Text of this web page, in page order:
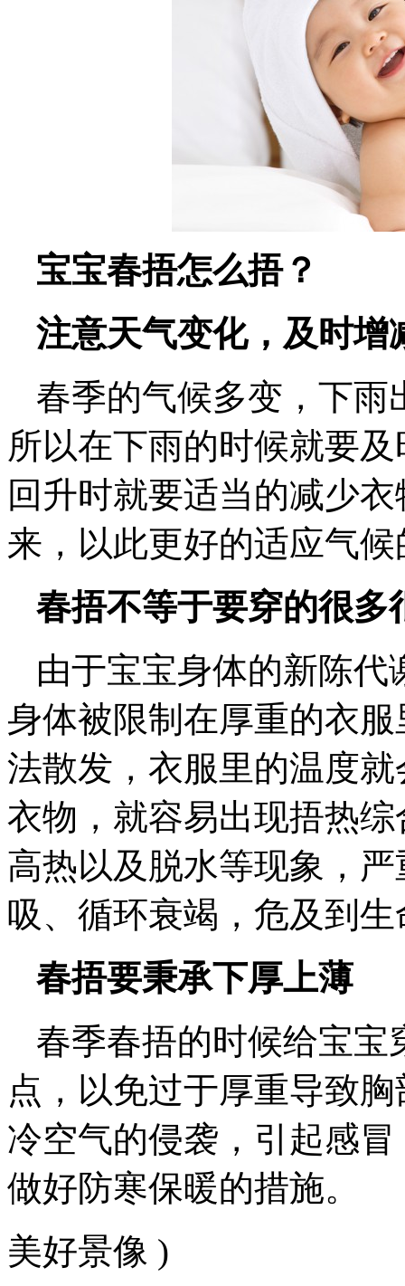
宝宝春捂怎么捂？
注意天气变化，及时增
春季的气候多变，下雨
所以在下雨的时候就要
回升时就要适当的减少
来，以此更好的适应气
春捂不等于要穿的很多
由于宝宝身体的新陈
身体被限制在厚重的衣
法散发，衣服里的温度
衣物，就容易出现捂热
高热以及脱水等现象，
吸、循环衰竭，危及到
春捂要秉承下厚上薄
春季春捂的时候给宝宝
点，以免过于厚重导致
冷空气的侵袭，引起感
做好防寒保暖的措施。
美好景像 )